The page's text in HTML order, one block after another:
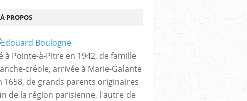
À PROPOS
à Pointe-à-Pitre en 1942, de famille
créole, arrivée à Marie-Galante
1658, de grands parents originaires
de la région parisienne, l'autre de